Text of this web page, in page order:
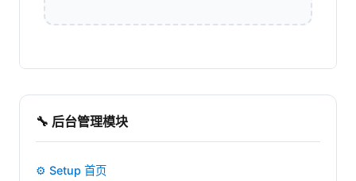
🔧 后台管理模块
⚙️ Setup 首页